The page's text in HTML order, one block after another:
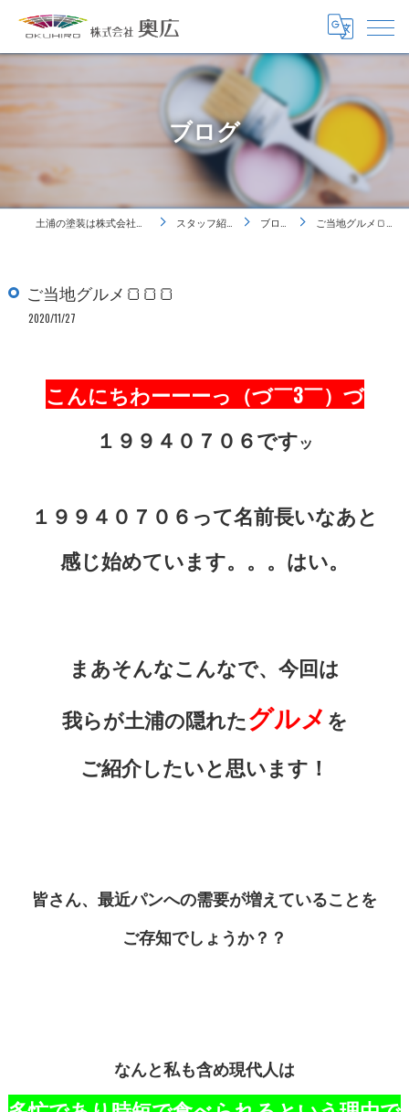
ブログ
スタッフ紹介 ブログ ご当地グルメ🍞🍞🍞
ご当地グルメ🍞🍞🍞
2020/11/27
こんにちわーーーっ（づ￣3￣）づ
１９９４０７０６ですッ
１９９４０７０６って名前長いなあと
感じ始めています。。。はい。
まあそんなこんなで、今回は
我らが土浦の隠れたグルメ を
ご紹介したいと思います！
皆さん、最近パンへの需要が増えていることを
ご存知でしょうか？？
なんと私も含め現代人は